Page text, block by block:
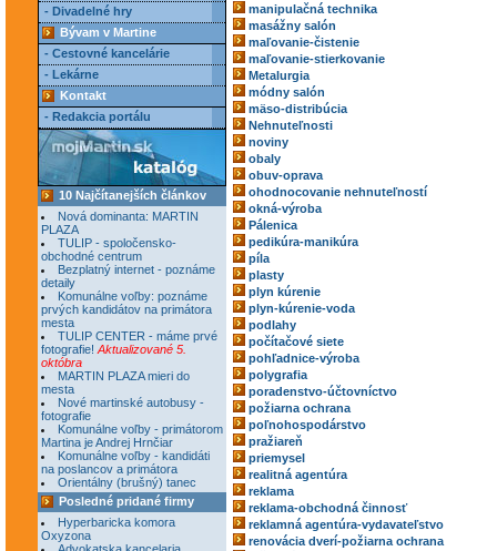
- Divadelné hry
Bývam v Martine
- Cestovné kancelárie
- Lekárne
Kontakt
- Redakcia portálu
10 Najčítanejších článkov
Nová dominanta: MARTIN
PLAZA
TULIP - spoločensko-
obchodné centrum
Bezplatný internet - poznáme
detaily
Komunálne voľby: poznáme
prvých kandidátov na primátora
mesta
TULIP CENTER - máme prvé
fotografie! Aktualizované 5.
októbra
MARTIN PLAZA mieri do
mesta
Nové martinské autobusy -
fotografie
Komunálne voľby - primátorom
Martina je Andrej Hrnčiar
Komunálne voľby - kandidáti
na poslancov a primátora
Orientálny (brušný) tanec
Posledné pridané firmy
Hyperbaricka komora
Oxyzona
manipulačná technika
masážny salón
maľovanie-čistenie
maľovanie-stierkovanie
Metalurgia
módny salón
mäso-distribúcia
Nehnuteľnosti
noviny
obaly
obuv-oprava
ohodnocovanie nehnuteľností
okná-výroba
Pálenica
pedikúra-manikúra
píla
plasty
plyn kúrenie
plyn-kúrenie-voda
podlahy
počítačové siete
pohľadnice-výroba
polygrafia
poradenstvo-účtovníctvo
požiarna ochrana
poľnohospodárstvo
pražiareň
priemysel
realitná agentúra
reklama
reklama-obchodná činnosť
reklamná agentúra-vydavateľstvo
renovácia dverí-požiarna ochrana